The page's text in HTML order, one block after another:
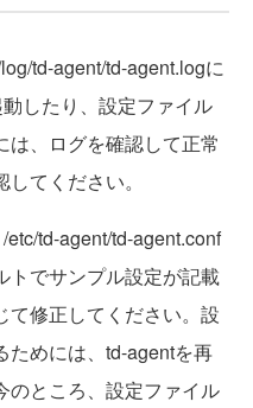
td-agent/td-agent.logに
したり、設定ファイル
は、ログを確認して正常
てください。
td-agent/td-agent.conf
トでサンプル設定が記載
て修正してください。設
ためには、td-agentを再
のところ、設定ファイル